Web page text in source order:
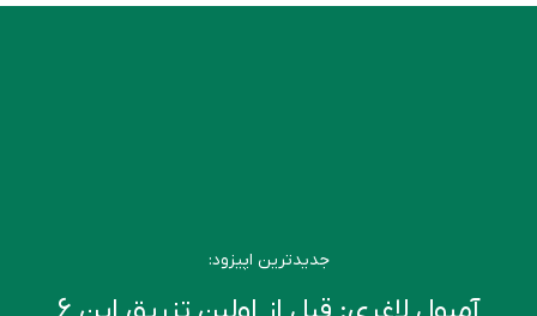
جدیدترین اپیزود: